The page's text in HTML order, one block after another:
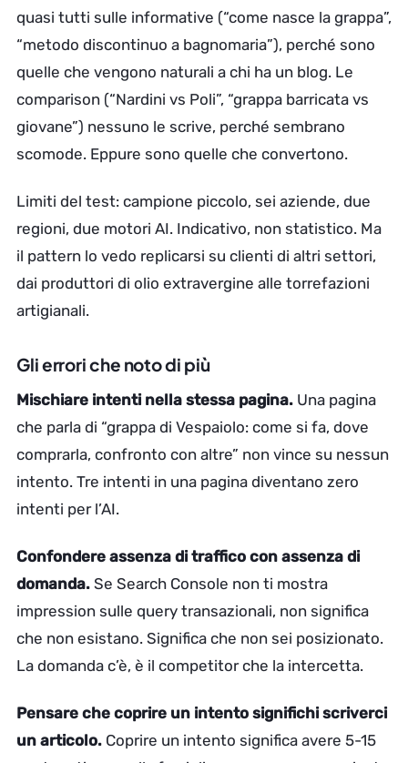
quasi tutti sulle informative (“come nasce la grappa”,
“metodo discontinuo a bagnomaria”), perché sono
quelle che vengono naturali a chi ha un blog. Le
comparison (“Nardini vs Poli”, “grappa barricata vs
giovane”) nessuno le scrive, perché sembrano
scomode. Eppure sono quelle che convertono.
Limiti del test: campione piccolo, sei aziende, due
regioni, due motori AI. Indicativo, non statistico. Ma
il pattern lo vedo replicarsi su clienti di altri settori,
dai produttori di olio extravergine alle torrefazioni
artigianali.
Gli errori che noto di più
Mischiare intenti nella stessa pagina. Una pagina
che parla di “grappa di Vespaiolo: come si fa, dove
comprarla, confronto con altre” non vince su nessun
intento. Tre intenti in una pagina diventano zero
intenti per l’AI.
Confondere assenza di traffico con assenza di
domanda. Se Search Console non ti mostra
impression sulle query transazionali, non significa
che non esistano. Significa che non sei posizionato.
La domanda c’è, è il competitor che la intercetta.
Pensare che coprire un intento significhi scriverci
un articolo. Coprire un intento significa avere 5-15